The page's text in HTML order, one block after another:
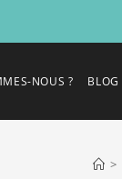
NOUS ? BLOG
>